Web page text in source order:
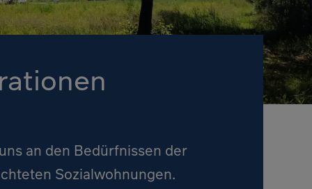
an den Bedürfnissen der
Sozialwohnungen.